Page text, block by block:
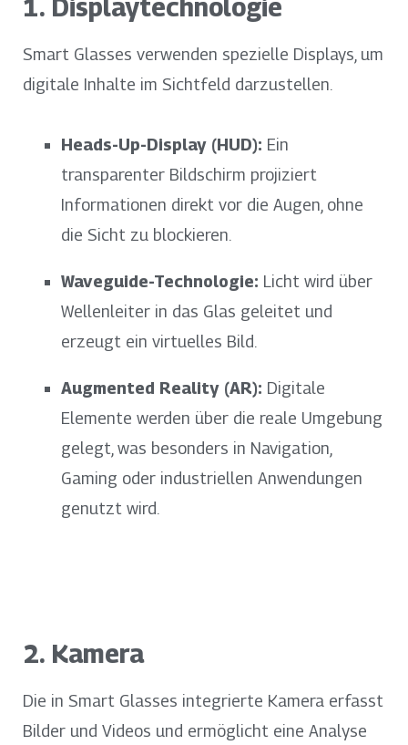
1. Displaytechnologie
Smart Glasses verwenden spezielle Displays, um
digitale Inhalte im Sichtfeld darzustellen.
Heads-Up-Display (HUD): Ein
transparenter Bildschirm projiziert
Informationen direkt vor die Augen, ohne
die Sicht zu blockieren.
Waveguide-Technologie: Licht wird über
Wellenleiter in das Glas geleitet und
erzeugt ein virtuelles Bild.
Augmented Reality (AR): Digitale
Elemente werden über die reale Umgebung
gelegt, was besonders in Navigation,
Gaming oder industriellen Anwendungen
genutzt wird.
2. Kamera
Die in Smart Glasses integrierte Kamera erfasst
Bilder und Videos und ermöglicht eine Analyse